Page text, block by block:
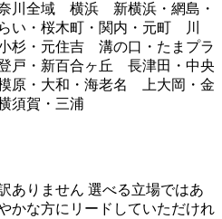
川全域 横浜 新横浜・網島・
い・桜木町・関内・元町 川
杉・元住吉 溝の口・たまプラ
戸・新百合ヶ丘 長津田・中央
原・大和・海老名 上大岡・金
賀・三浦
ありません 選べる立場ではあ
かな方にリードしていただけれ